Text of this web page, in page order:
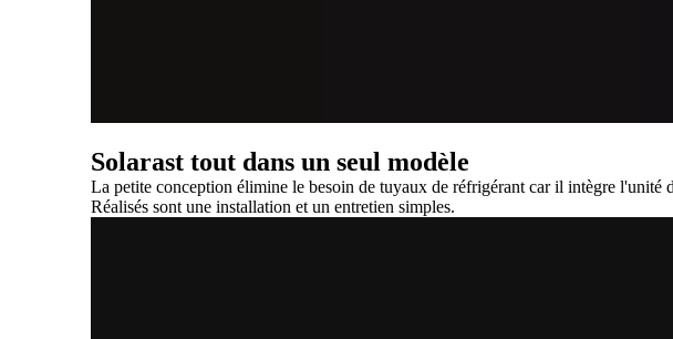
Solarast tout dans un seul modèle
La petite conception élimine le besoin de tuyaux de réfrigérant car il intègre l'unité
Réalisés sont une installation et un entretien simples.